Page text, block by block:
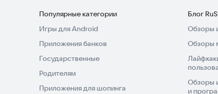
Популярные категории
Игры для Android
Приложения банков
Государственные
Родителям
Приложения для шопинга
Блог
Обзоры
Обзоры
Обзоры
и